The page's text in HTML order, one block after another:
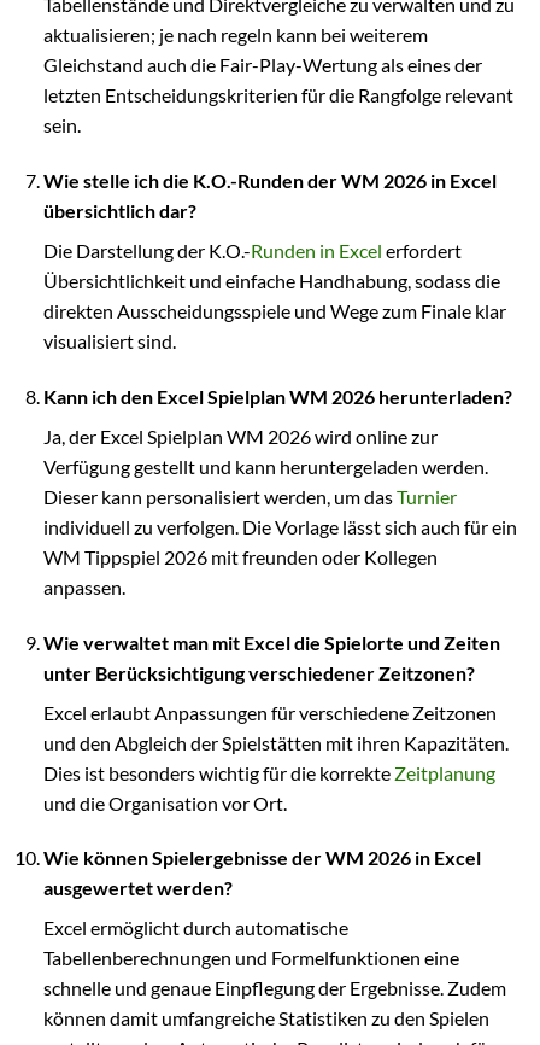
aktualisieren; je nach regeln kann bei weiterem
Gleichstand auch die Fair-Play-Wertung als eines der
letzten Entscheidungskriterien für die Rangfolge relevant
sein.
Wie stelle ich die K.O.-Runden der WM 2026 in Excel
übersichtlich dar?
Die Darstellung der K.O.-Runden in Excel erfordert
Übersichtlichkeit und einfache Handhabung, sodass die
direkten Ausscheidungsspiele und Wege zum Finale klar
visualisiert sind.
Kann ich den Excel Spielplan WM 2026 herunterladen?
Ja, der Excel Spielplan WM 2026 wird online zur
Verfügung gestellt und kann heruntergeladen werden.
Dieser kann personalisiert werden, um dasTurnier
individuell zu verfolgen. Die Vorlage lässt sich auch für ein
WM Tippspiel 2026 mit freunden oder Kollegen
anpassen.
Wie verwaltet man mit Excel die Spielorte und Zeiten
unter Berücksichtigung verschiedener Zeitzonen?
Excel erlaubt Anpassungen für verschiedene Zeitzonen
und den Abgleich der Spielstätten mit ihren Kapazitäten.
Dies ist besonders wichtig für die korrekte Zeitplanung
und die Organisation vor Ort.
Wie können Spielergebnisse der WM 2026 in Excel
ausgewertet werden?
Excel ermöglicht durch automatische
Tabellenberechnungen und Formelfunktionen eine
schnelle und genaue Einpflegung der Ergebnisse. Zudem
können damit umfangreiche Statistiken zu den Spielen